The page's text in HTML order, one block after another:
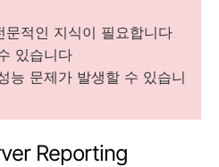
적인 지식이 필요합니다.
있습니다.
능 문제가 발생할 수 있습니
Reporting